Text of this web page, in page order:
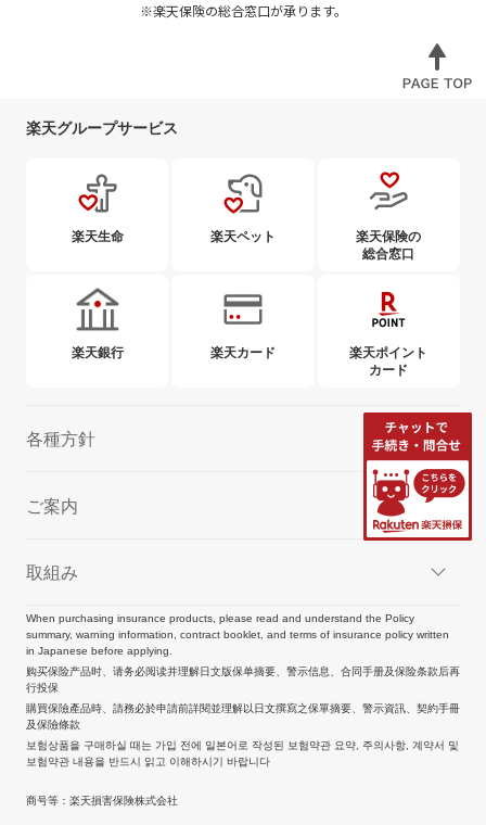
※楽天保険の総合窓口が承ります。
楽天グループサービス
楽天生命 楽天ペット
楽天保険の
総合窓口
楽天銀行 楽天カード
楽天ポイント
カード
各種方針
ご案内
取組み
When purchasing insurance products, please read and understand the Policy
summary, warning information, contract booklet, and terms of insurance policy written
in Japanese before applying.
购买保险产品时、请务必阅读并理解日文版保单摘要、警示信息、合同手册及保险条款后再
行投保
購買保險產品時、請務必於申請前詳閱並理解以日文撰寫之保單摘要、警示資訊、契約手冊
及保險條款
보험상품을 구매하실 때는 가입 전에 일본어로 작성된 보험약관 요약, 주의사항, 계약서 및
보험약관 내용을 반드시 읽고 이해하시기 바랍니다
商号等：楽天損害保険株式会社